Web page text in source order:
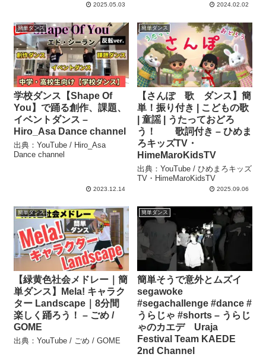
2025.05.03 2024.02.02
簡単ダンス
学校ダンス【Shape Of
You】で踊る創作、課題、
イベントダンス –
Hiro_Asa Dance channel
出典：YouTube / Hiro_Asa
Dance channel
2023.12.14
簡単ダンス
【さんぽ 歌 ダンス】簡
単！振り付き | こどもの歌
| 童謡 | うたっておどろ
う！ 歌詞付き – ひめま
ろキッズTV・
HimeMaroKidsTV
出典：YouTube / ひめまろキッズ
TV・HimeMaroKidsTV
2025.09.06
簡単ダンス
【緑黄色社会メドレー｜簡
単ダンス】Mela! キャラク
ター Landscape｜8分間
楽しく踊ろう！ – ごめ /
GOME
出典：YouTube / ごめ / GOME
簡単ダンス
簡単そうで意外とムズイ
segawoke
#segachallenge #dance #
うらじゃ #shorts – うらじ
ゃのカエデ Uraja
Festival Team KAEDE
2nd Channel